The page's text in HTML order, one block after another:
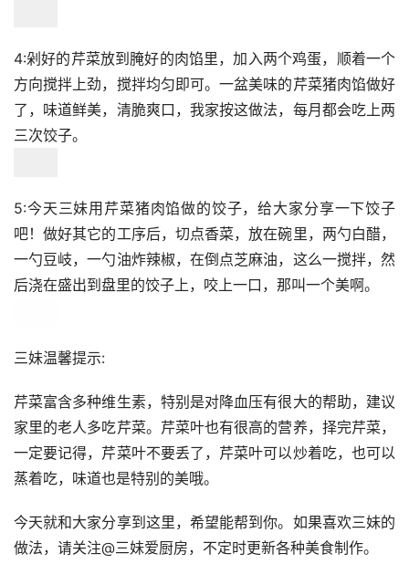
4:剁好的芹菜放到腌好的肉馅里，加入两个鸡蛋，顺着一个
方向搅拌上劲，搅拌均匀即可。一盆美味的芹菜猪肉馅做好
了，味道鲜美，清脆爽口，我家按这做法，每月都会吃上两
三次饺子。
5:今天三妹用芹菜猪肉馅做的饺子，给大家分享一下饺子
吧！做好其它的工序后，切点香菜，放在碗里，两勺白醋，
一勺豆岐，一勺油炸辣椒，在倒点芝麻油，这么一搅拌，然
后浇在盛出到盘里的饺子上，咬上一口，那叫一个美啊。
三妹温馨提示:
芹菜富含多种维生素，特别是对降血压有很大的帮助，建议
家里的老人多吃芹菜。芹菜叶也有很高的营养，择完芹菜，
一定要记得，芹菜叶不要丢了，芹菜叶可以炒着吃，也可以
蒸着吃，味道也是特别的美哦。
今天就和大家分享到这里，希望能帮到你。如果喜欢三妹的
做法，请关注@三妹爱厨房，不定时更新各种美食制作。